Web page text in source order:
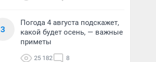
3
Погода 4 августа подскажет,
какой будет осень, — важные
приметы
25 182 8